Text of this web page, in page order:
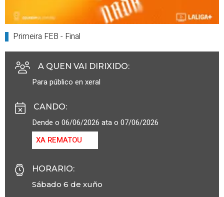
Primeira FEB - Final
A QUEN VAI DIRIXIDO:
Para público en xeral
CANDO:
Dende o 06/06/2026 ata o 07/06/2026
XA REMATOU
HORARIO:
Sábado 6 de xuño